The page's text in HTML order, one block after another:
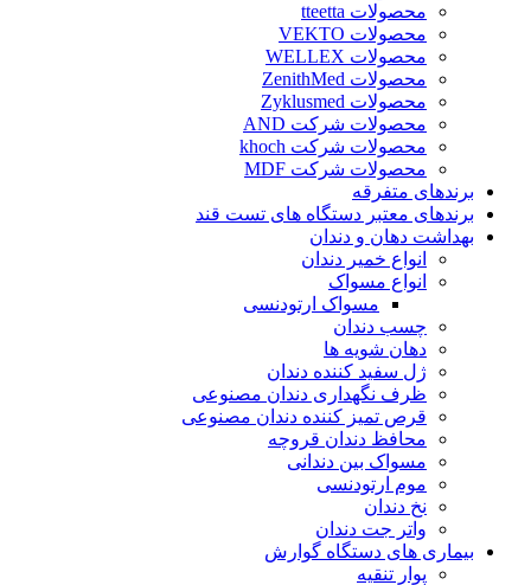
محصولات tteetta
محصولات VEKTO
محصولات WELLEX
محصولات ZenithMed
محصولات Zyklusmed
محصولات شرکت AND
محصولات شرکت khoch
محصولات شرکت MDF
برندهای متفرقه
برندهای معتبر دستگاه های تست قند
بهداشت دهان و دندان
انواع خمیر دندان
انواع مسواک
مسواک ارتودنسی
چسب دندان
دهان شویه ها
ژل سفید کننده دندان
ظرف نگهداری دندان مصنوعی
قرص تمیز کننده دندان مصنوعی
محافظ دندان قروچه
مسواک بین دندانی
موم ارتودنسی
نخ دندان
واتر جت دندان
بیماری های دستگاه گوارش
پوار تنقیه